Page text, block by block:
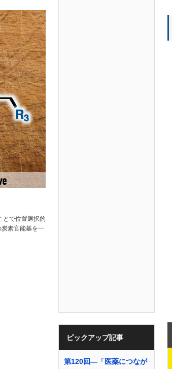
とで位置選択的
素官能基を一
ピックアップ記事
第120回―「医薬につなが